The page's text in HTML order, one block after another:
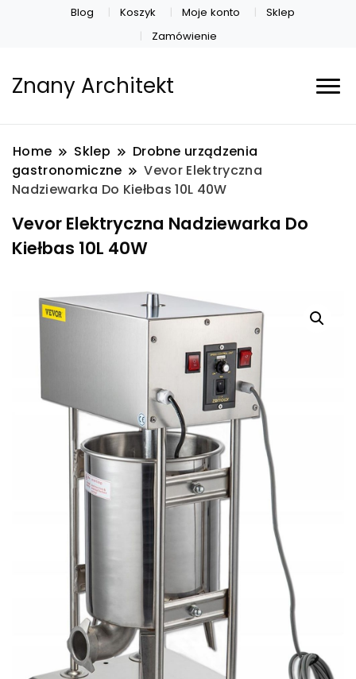
Blog Koszyk Moje konto
Sklep
Zamówienie
Znany Architekt
Home Sklep
Drobne urządzenia
gastronomiczne
Vevor Elektryczna
Nadziewarka Do Kiełbas 10L 40W
Vevor Elektryczna Nadziewarka Do
Kiełbas 10L 40W